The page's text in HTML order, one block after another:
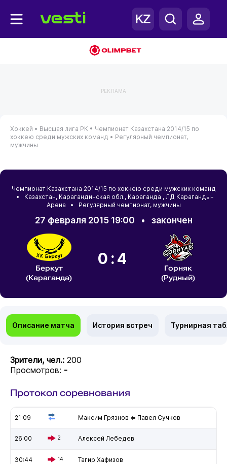
РЕКЛАМА
Хоккей • Высшая лига РК • Чемпионат Казахстана 2014/15 по
хоккею среди мужских команд • Регулярный чемпионат,
мужчины
Чемпионат Казахстана 2014/15 по хоккею среди мужских команд
• Казахстан, Карагандинская обл., Караганда , ЛД Караганды-
Арена • Регулярный чемпионат, мужчины
27 февраля 2015 19:00 • закончен
Беркут
(Караганда)
0:4
Горняк
(Рудный)
Описание матча История встреч Турнирная
Зрители, чел.: 200
Просмотров: -
Протокол соревнования
21:09 Максим Грязнов ⇐ Павел Сучков
26:00 2 Алексей Лебедев
30:44 14 Тагир Хафизов